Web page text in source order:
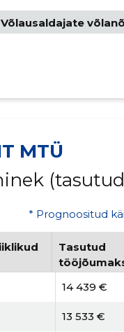
Võlausaldajate
MTÜ
* Prognoositud
Tasutud
14 439 €
13 533 €